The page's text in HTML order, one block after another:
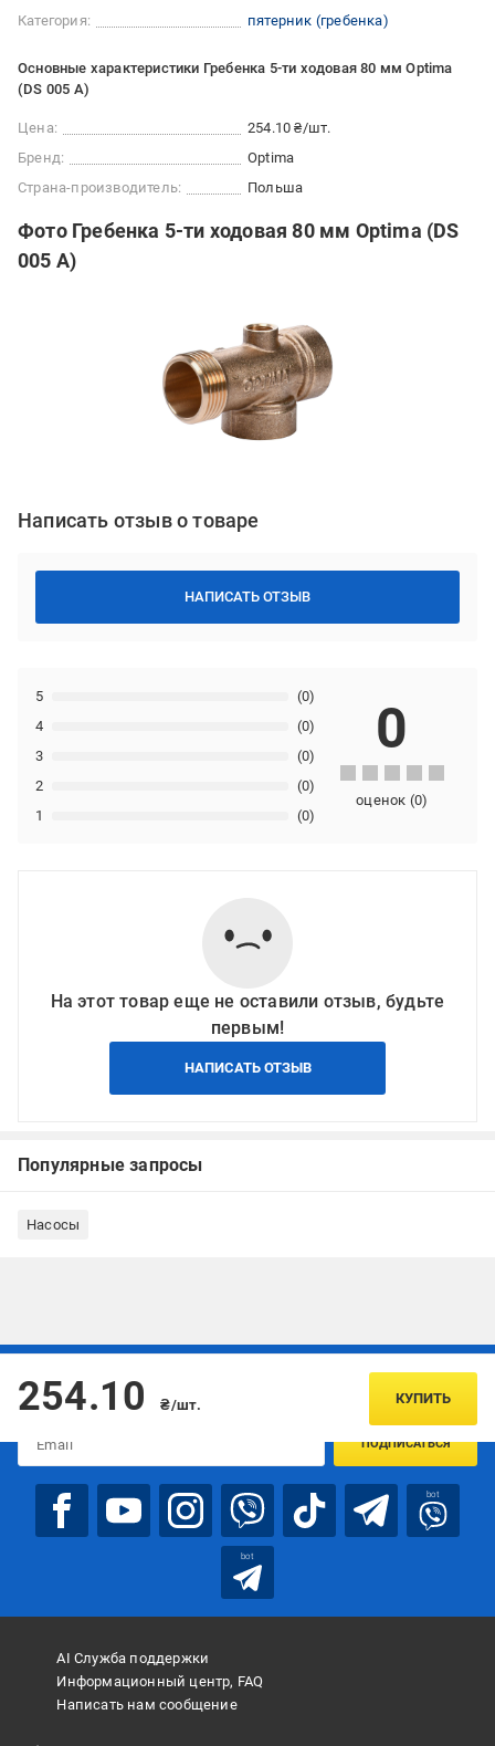
Категория: пятерник (гребенка)
Основные характеристики Гребенка 5-ти ходовая 80 мм Optima
(DS 005 A)
Цена:
254.10 ₴/шт.
Бренд:
Optima
Страна-производитель:
Польша
Фото Гребенка 5-ти ходовая 80 мм Optima (DS
005 A)
Написать отзыв о товаре
НАПИСАТЬ ОТЗЫВ
1 (0)
2 (0)
3 (0)
4 (0)
5 (0)
0
оценок (0)
На этот товар еще не оставили отзыв, будьте
первым!
НАПИСАТЬ ОТЗЫВ
Популярные запросы
Насосы
254.10 ₴/шт. КУПИТЬ
Подписывайтесь, чтобы узнавать первым об акцияx и
ПОДПИСАТЬСЯ
bot
bot
AI Служба поддержки
Информационный центр, FAQ
Написать нам сообщение